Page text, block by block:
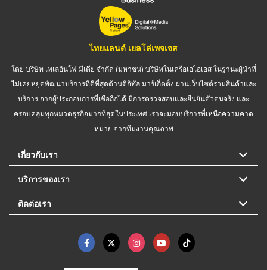
ไทยแลนด์ เยลโล่เพจเจส
โดย บริษัท เทเลอินโฟ มีเดีย จำกัด (มหาชน) บริษัทในเครือเอไอเอส ในฐานะผู้นำที่
ไม่เคยหยุดพัฒนาบริการที่ดีที่สุดด้านดิจิทัล มาร์เก็ตติ้ง ผ่านเว็บไซต์รวมสินค้าและ
บริการ จากผู้ประกอบการที่เชื่อถือได้ มีการตรวจสอบและยืนยันตัวตนจริง และ
ครอบคลุมทุกหมวดธุรกิจมากที่สุดในประเทศ เราจะมอบบริการที่เหนือความคาด
หมาย จากทีมงานคุณภาพ
เกี่ยวกับเรา
บริการของเรา
ติดต่อเรา